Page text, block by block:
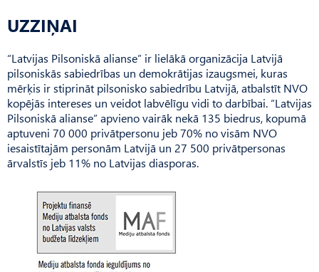
UZZIŅAI
“Latvijas Pilsoniskā alianse” ir lielākā organizācija Latvijā
pilsoniskās sabiedrības un demokrātijas izaugsmei, kuras
mērķis ir stiprināt pilsonisko sabiedrību Latvijā, atbalstīt NVO
kopējās intereses un veidot labvēlīgu vidi to darbībai. “Latvijas
Pilsoniskā alianse” apvieno vairāk nekā 135 biedrus, kopumā
aptuveni 70 000 privātpersonu jeb 70% no visām NVO
iesaistītajām personām Latvijā un 27 500 privātpersonas
ārvalstīs jeb 11% no Latvijas diasporas.